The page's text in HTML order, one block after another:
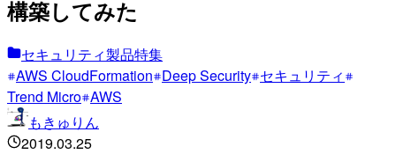
構築してみた
セキュリティ製品特集
AWS CloudFormation Deep Security セキュリティ
Trend Micro AWS
もきゅりん
2019.03.25